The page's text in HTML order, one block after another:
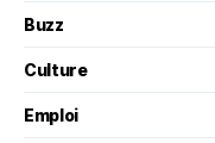
Buzz
Culture
Emploi